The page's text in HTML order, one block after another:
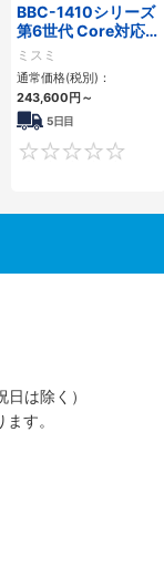
0
BBC-1410シリーズ
第6世代 Core対応フ
ロアマウントFAPC
3PCI・3PCIe
ミスミ
通常価格(税別)：
243,600円～
5日目
は除く）
す。